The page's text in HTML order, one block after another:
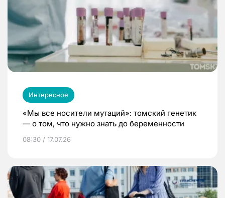
Интересное
«Мы все носители мутаций»: томский генетик
— о том, что нужно знать до беременности
08:30 / 17.07.26